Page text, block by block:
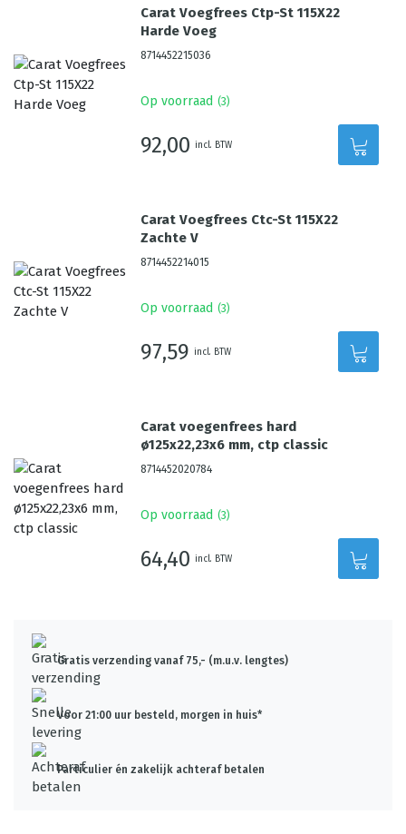
Carat Voegfrees Ctp-St 115X22
Harde Voeg
8714452215036
Op voorraad (3)
92,00 incl. BTW
Carat Voegfrees Ctc-St 115X22
Zachte V
8714452214015
Op voorraad (3)
97,59 incl. BTW
Carat voegenfrees hard
ø125x22,23x6 mm, ctp classic
8714452020784
Op voorraad (3)
64,40 incl. BTW
Gratis verzending vanaf 75,- (m.u.v. lengtes)
Voor 21:00 uur besteld, morgen in huis*
Particulier én zakelijk achteraf betalen